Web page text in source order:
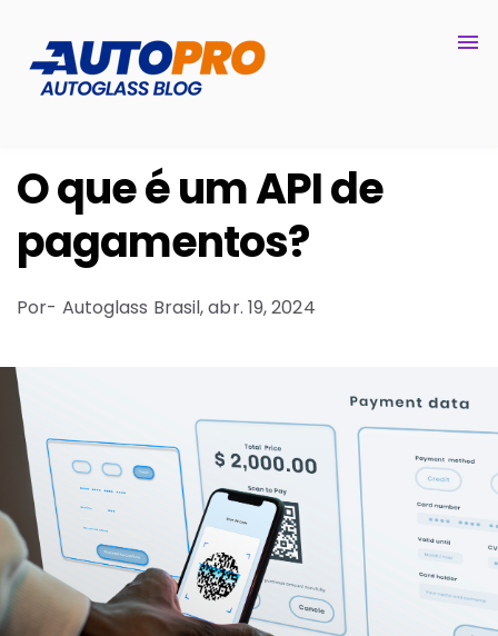
O que é um API de
pagamentos?
Por- Autoglass Brasil,abr. 19, 2024